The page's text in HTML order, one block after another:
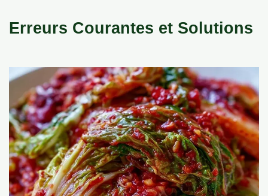
Erreurs Courantes et Solutions